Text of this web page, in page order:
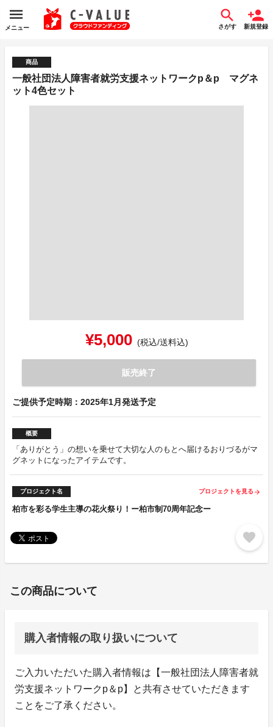
メニュー さがす 新規登録
商品
一般社団法人障害者就労支援ネットワークp＆p マグネ
ット4色セット
¥5,000 (税込/送料込)
販売終了
ご提供予定時期：2025年1月発送予定
概要
「ありがとう」の想いを乗せて大切な人のもとへ届けるおりづるがマ
グネットになったアイテムです。
プロジェクト名 プロジェクトを見る arrow_forward
柏市を彩る学生主導の花火祭り！ー柏市制70周年記念ー
favorite
この商品について
購入者情報の取り扱いについて
ご入力いただいた購入者情報は【一般社団法人障害者就
労支援ネットワークp＆p】と共有させていただきます
ことをご了承ください。